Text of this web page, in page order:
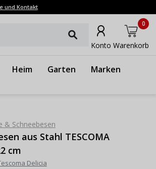
und Kontakt
Konto Warenkorb
0
Heim Garten Marken
& Schneebesen
aus Stahl TESCOMA
cm
Delicia